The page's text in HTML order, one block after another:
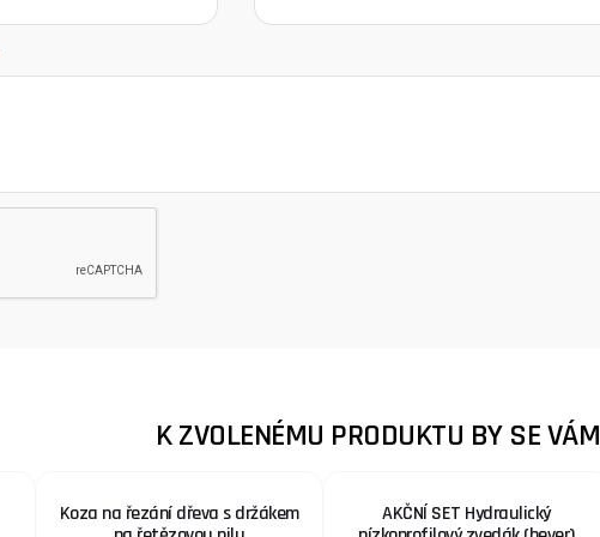
K ZVOLENÉMU PRODUKTU BY SE
Koza na řezání dřeva s držákem
AKČNÍ SET Hydraulický